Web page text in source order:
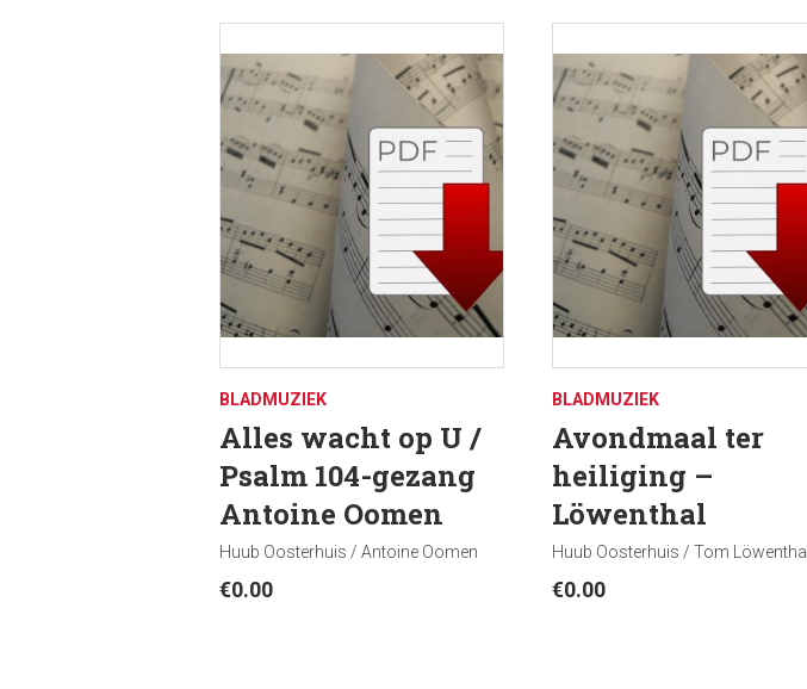
BLADMUZIEK
Alles wacht op U /
Psalm 104-gezang
Antoine Oomen
Huub Oosterhuis / Antoine Oomen
€0.00
BLADMUZIEK
Avondmaal ter
heiliging –
Löwenthal
Huub Oosterhuis / Tom Löwenthal
€0.00